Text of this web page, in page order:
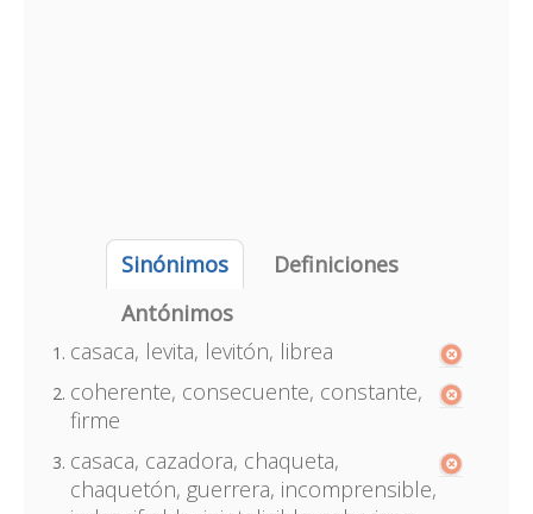
Sinónimos
Definiciones
Antónimos
casaca, levita, levitón, librea
coherente, consecuente, constante,
firme
casaca, cazadora, chaqueta,
chaquetón, guerrera, incomprensible,